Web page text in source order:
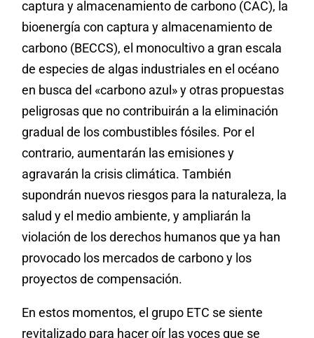
captura y almacenamiento de carbono (CAC), la
bioenergía con captura y almacenamiento de
carbono (BECCS), el monocultivo a gran escala
de especies de algas industriales en el océano
en busca del «carbono azul» y otras propuestas
peligrosas que no contribuirán a la eliminación
gradual de los combustibles fósiles. Por el
contrario, aumentarán las emisiones y
agravarán la crisis climática. También
supondrán nuevos riesgos para la naturaleza, la
salud y el medio ambiente, y ampliarán la
violación de los derechos humanos que ya han
provocado los mercados de carbono y los
proyectos de compensación.
En estos momentos, el grupo ETC se siente
revitalizado para hacer oír las voces que se